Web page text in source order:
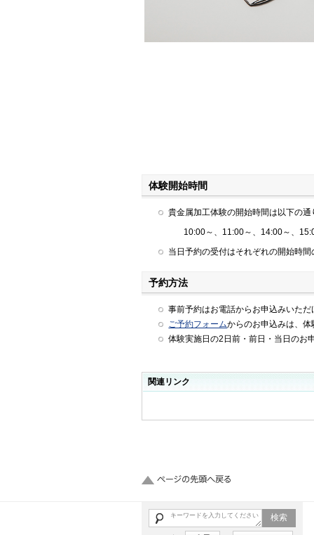
体験開始時間
貴金属加工体験の開始時間は以下の通
10:00～、11:00～、14:00～、15:00
当日予約の受付はそれぞれの開始時
予約方法
事前予約はお電話からお申込みいた
ご予約フォームからのお申込みは、体
体験実施日の2日前・前日・当日のお
関連リンク
検索